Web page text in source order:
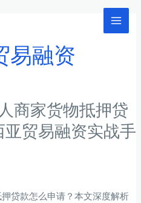
Main
易融资
商家货物抵押贷
贸易融资实战手
贷款怎么申请？本文深度解析